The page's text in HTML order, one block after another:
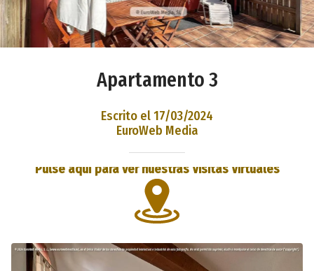
Apartamento 3
Escrito el 17/03/2024
EuroWeb Media
Pulse aquí para ver nuestras Visitas Virtuales